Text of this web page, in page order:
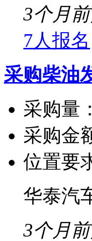
3个月
7人报名
采购柴油
采购量：
采购金
位置要
华泰汽
3个月